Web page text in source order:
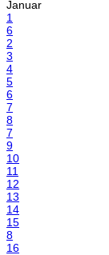
Januar
1
6
2
3
4
5
6
7
8
7
9
10
11
12
13
14
15
8
16